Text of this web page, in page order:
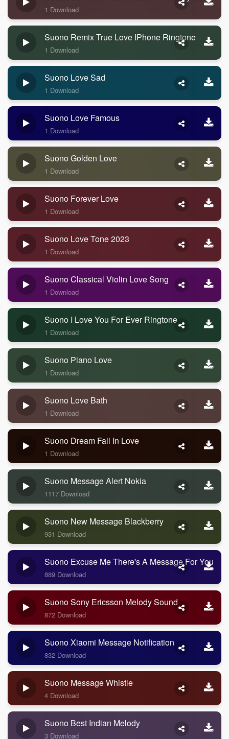
1 Download
Suono Remix True Love IPhone Ringtone
1 Download
Suono Love Sad
1 Download
Suono Love Famous
1 Download
Suono Golden Love
1 Download
Suono Forever Love
1 Download
Suono Love Tone 2023
1 Download
Suono Classical Violin Love Song
1 Download
Suono I Love You For Ever Ringtone
1 Download
Suono Piano Love
1 Download
Suono Love Bath
1 Download
Suono Dream Fall In Love
1 Download
Suono Message Alert Nokia
1117 Download
Suono New Message Blackberry
931 Download
Suono Excuse Me There's A Message For You
889 Download
Suono Sony Ericsson Melody Sound
872 Download
Suono Xiaomi Message Notification
832 Download
Suono Message Whistle
4 Download
Suono Best Indian Melody
3 Download